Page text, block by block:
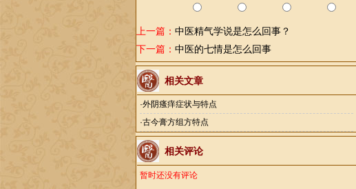
上一篇： 中医精气学说是怎么回事？
下一篇： 中医的七情是怎么回事
相关文章
·外阴瘙痒症状与特点
·古今膏方组方特点
相关评论
暂时还没有评论